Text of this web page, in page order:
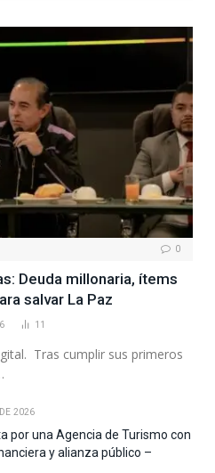
0
Deuda millonaria, ítems
salvar La Paz
11
Tras cumplir sus primeros
2026
por una Agencia de Turismo con
y alianza público –